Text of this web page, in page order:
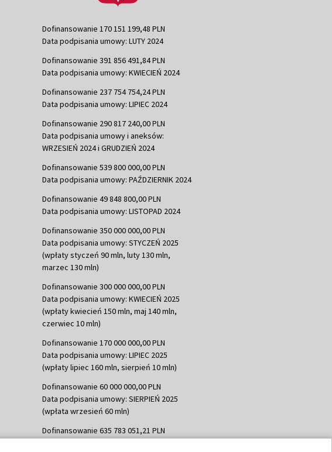
Dofinansowanie 170 151 199,48 PLN
Data podpisania umowy: LUTY 2024
Dofinansowanie 391 856 491,84 PLN
Data podpisania umowy: KWIECIEŃ 2024
Dofinansowanie 237 754 754,24 PLN
Data podpisania umowy: LIPIEC 2024
Dofinansowanie 290 817 240,00 PLN
Data podpisania umowy i aneksów:
WRZESIEŃ 2024 i GRUDZIEŃ 2024
Dofinansowanie 539 800 000,00 PLN
Data podpisania umowy: PAŹDZIERNIK 2024
Dofinansowanie 49 848 800,00 PLN
Data podpisania umowy: LISTOPAD 2024
Dofinansowanie 350 000 000,00 PLN
Data podpisania umowy: STYCZEŃ 2025
(wpłaty styczeń 90 mln, luty 130 mln,
marzec 130 mln)
Dofinansowanie 300 000 000,00 PLN
Data podpisania umowy: KWIECIEŃ 2025
(wpłaty kwiecień 150 mln, maj 140 mln,
czerwiec 10 mln)
Dofinansowanie 170 000 000,00 PLN
Data podpisania umowy: LIPIEC 2025
(wpłaty lipiec 160 mln, sierpień 10 mln)
Dofinansowanie 60 000 000,00 PLN
Data podpisania umowy: SIERPIEŃ 2025
(wpłata wrzesień 60 mln)
Dofinansowanie 635 783 051,21 PLN